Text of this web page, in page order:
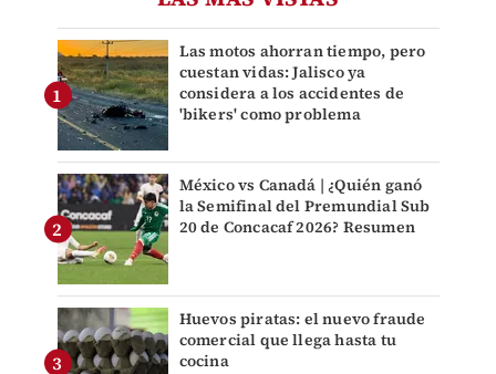
Las motos ahorran tiempo, pero
cuestan vidas: Jalisco ya
considera a los accidentes de
'bikers' como problema
México vs Canadá | ¿Quién ganó
la Semifinal del Premundial Sub
20 de Concacaf 2026? Resumen
Huevos piratas: el nuevo fraude
comercial que llega hasta tu
cocina